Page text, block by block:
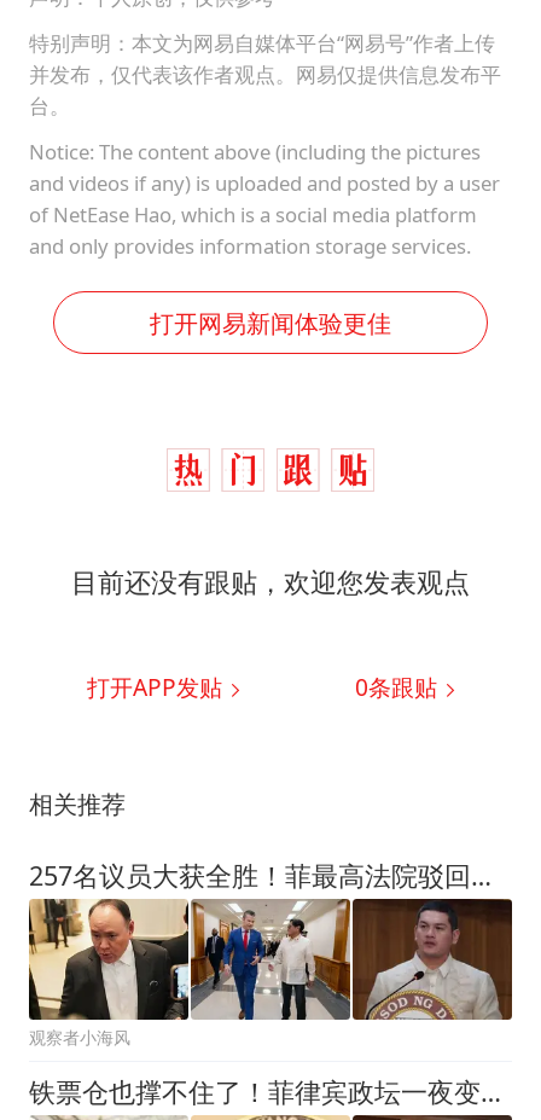
特别声明：本文为网易自媒体平台“网易号”作者上传
并发布，仅代表该作者观点。网易仅提供信息发布平
台。
Notice: The content above (including the pictures
and videos if any) is uploaded and posted by a user
of NetEase Hao, which is a social media platform
and only provides information storage services.
打开网易新闻体验更佳
目前还没有跟贴，欢迎您发表观点
打开APP发贴 0条跟贴
相关推荐
257名议员大获全胜！菲最高法院驳回申诉，萨拉弹劾案将迎来终局？
观察者小海风
铁票仓也撑不住了！菲律宾政坛一夜变天，莎拉领先优势缩到9%